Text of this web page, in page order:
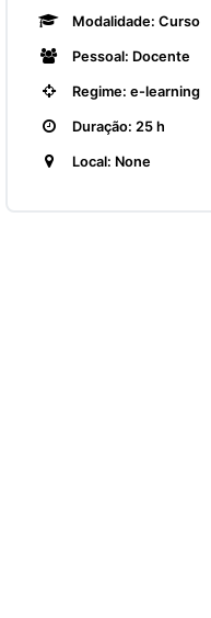
Modalidade: Curso
Pessoal: Docente
Regime: e-learning
Duração: 25 h
Local: None